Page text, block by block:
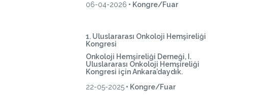
06-04-2026 • Kongre/Fuar
1. Uluslararası Onkoloji Hemşireliği
Kongresi
Onkoloji Hemşireliği Derneği, I.
Uluslararası Onkoloji Hemşireliği
Kongresi için Ankara’daydık.
22-05-2025 • Kongre/Fuar